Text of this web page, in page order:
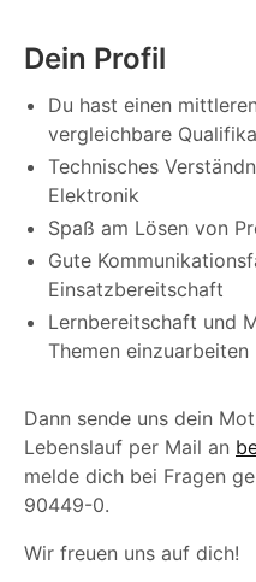
Dein Profil
Du hast einen
vergleichbare
Technisches
Elektronik
Spaß am Lösen von
Gute
Einsatzbereitschaft
Lernbereitschaft und
Themen einzuarbeiten
Dann sende uns dein
Lebenslauf per Mail an
melde dich bei Fragen
90449-0.
Wir freuen uns auf dich!